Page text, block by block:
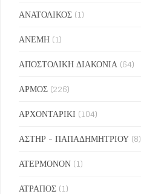
ΑΝΑΤΟΛΙΚΟΣ (1)
ΑΝΕΜΗ (1)
ΑΠΟΣΤΟΛΙΚΗ ΔΙΑΚΟΝΙΑ (64)
ΑΡΜΟΣ (226)
ΑΡΧΟΝΤΑΡΙΚΙ (104)
ΑΣΤΗΡ - ΠΑΠΑΔΗΜΗΤΡΙΟΥ (8)
ΑΤΕΡΜΟΝΟΝ (1)
ΑΤΡΑΠΟΣ (1)